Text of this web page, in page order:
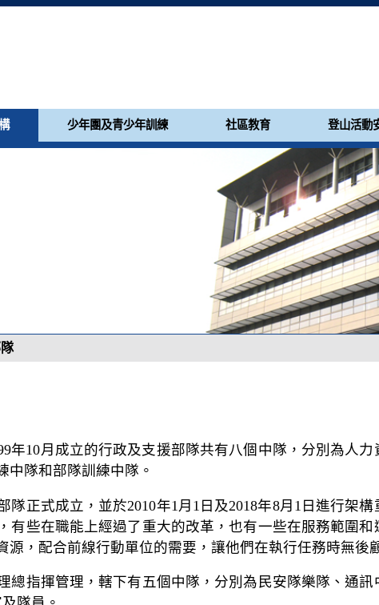
少年團及青少年訓練 社區教育 登山活動
年10月成立的行政及支援部隊共有八個中隊，分別為人
中隊和部隊訓練中隊。
隊正式成立，並於2010年1月1日及2018年8月1日進行架
有些在職能上經過了重大的改革，也有一些在服務範圍
源，配合前線行動單位的需要，讓他們在執行任務時無後
總指揮管理，轄下有五個中隊，分別為民安隊樂隊、通